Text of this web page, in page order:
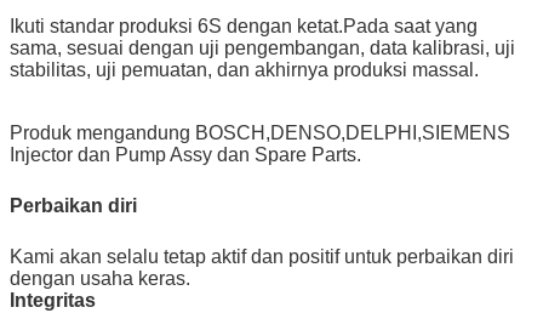
Ikuti standar produksi 6S dengan ketat.Pada saat yang
sama, sesuai dengan uji pengembangan, data kalibrasi, uji
stabilitas, uji pemuatan, dan akhirnya produksi massal.
Produk mengandung BOSCH,DENSO,DELPHI,SIEMENS
Injector dan Pump Assy dan Spare Parts.
Perbaikan diri
Kami akan selalu tetap aktif dan positif untuk perbaikan diri
dengan usaha keras.
Integritas